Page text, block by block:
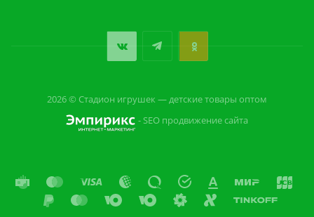
2026 © Стадион игрушек — детские товары оптом
- SEO продвижение сайта